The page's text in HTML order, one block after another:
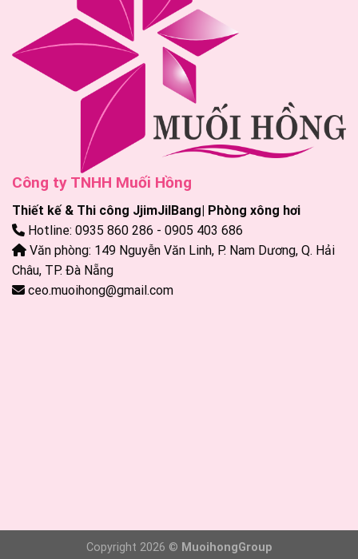
Công ty TNHH Muối Hồng
Thiết kế & Thi công JjimJilBang| Phòng xông hơi
Hotline: 0935 860 286 - 0905 403 686
Văn phòng: 149 Nguyễn Văn Linh, P. Nam Dương, Q. Hải
Châu, TP. Đà Nẵng
ceo.muoihong@gmail.com
Copyright 2026 © MuoihongGroup